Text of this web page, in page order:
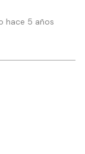
hace 5 años